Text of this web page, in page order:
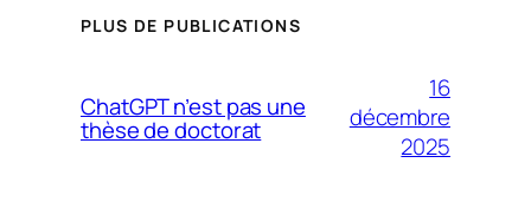
PLUS DE PUBLICATIONS
ChatGPT n’est pas une
thèse de doctorat
16
décembre
2025